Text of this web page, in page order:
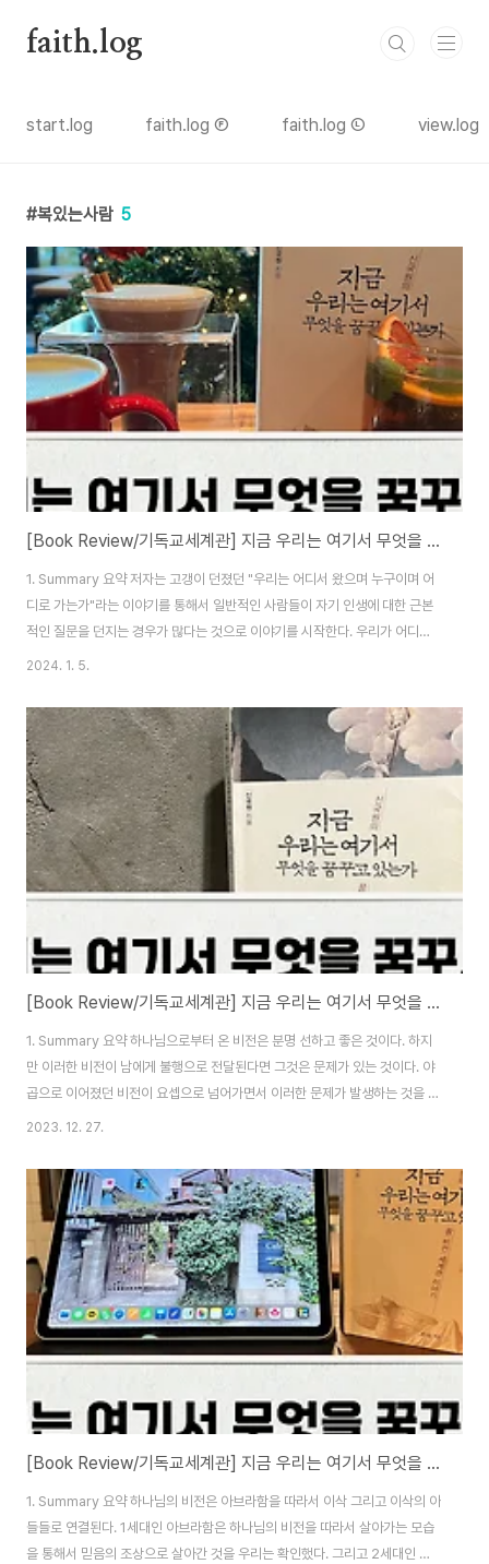
faith.log
start.log faith.log Ⓕ faith.log Ⓛ view.log
복있는사람 5
[Book Review/기독교세계관] 지금 우리는 여기서 무엇을 꿈꾸고 있는가 05. 도망자의 삶을 변화시킨 비전: 모세
1. Summary 요약 저자는 고갱이 던졌던 "우리는 어디서 왔으며 누구이며 어
디로 가는가"라는 이야기를 통해서 일반적인 사람들이 자기 인생에 대한 근본
적인 질문을 던지는 경우가 많다는 것으로 이야기를 시작한다. 우리가 어디서
왔고, 어디에 있고, 어디로 가는가는 우리의 삶 속에서 상당히 중요한 질문이라
면서 인생을 살아간 사람 중 대표적인 사람은 모세라고 할 수 있다. 모세는 어쩌
면 위의 질문을 해결하기 위해서 상당히 오랜 시간을 방황했을 것임을 우리는
추측할 수 있다. 모세의 삶은 출생 후 3개월 만에 생존의 위협에 의해서 그를 구
원하기 위해서 부모가 그를 강물에 떠내려 보내게 되고 이를 이집트의 공주가
발견하여 왕자로 길러..
2024. 1. 5.
[Book Review/기독교세계관] 지금 우리는 여기서 무엇을 꿈꾸고 있는가 04. 총리가 된 노예 소년의 꿈: 요셉
1. Summary 요약 하나님으로부터 온 비전은 분명 선하고 좋은 것이다. 하지
만 이러한 비전이 남에게 불행으로 전달된다면 그것은 문제가 있는 것이다. 야
곱으로 이어졌던 비전이 요셉으로 넘어가면서 이러한 문제가 발생하는 것을 우
리는 확인할 수 있다. 무슨 이유에서 그런가 하니 저자는 야곱의 집안에 왜곡된
안은 대립이 가득한 집안이었음을 알 수 있다. 레아와 라헬이 대립하고 있었으
며 이들의 시녀였던 빌하와 실바의 대립이 있었다. 그리고 이들로부터 나온 12
명의 자식들 안에도 대립이 있었다. 이러한 대립의 문제는 결국 라헬의 죽음 이
후에 야곱이 요셉과 베냐민을 편애하면서 더욱 치명적인 결과로 이어지게 된
다. 저자는 이러한 모습을 설명..
2023. 12. 27.
[Book Review/기독교세계관] 지금 우리는 여기서 무엇을 꿈꾸고 있는가 03. 노숙자를 회복시킨 꿈: 야곱
1. Summary 요약 하나님의 비전은 아브라함을 따라서 이삭 그리고 이삭의 아
들들로 연결된다. 1세대인 아브라함은 하나님의 비전을 따라서 살아가는 모습
을 통해서 믿음의 조상으로 살아간 것을 우리는 확인했다. 그리고 2세대인 이